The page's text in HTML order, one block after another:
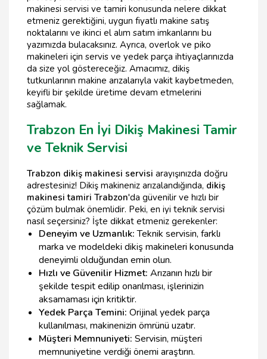
makinesi servisi ve tamiri konusunda nelere dikkat
etmeniz gerektiğini, uygun fiyatlı makine satış
noktalarını ve ikinci el alım satım imkanlarını bu
yazımızda bulacaksınız. Ayrıca, overlok ve piko
makineleri için servis ve yedek parça ihtiyaçlarınızda
da size yol göstereceğiz. Amacımız, dikiş
tutkunlarının makine arızalarıyla vakit kaybetmeden,
keyifli bir şekilde üretime devam etmelerini
sağlamak.
Trabzon En İyi Dikiş Makinesi Tamir
ve Teknik Servisi
Trabzon dikiş makinesi servisi arayışınızda doğru
adrestesiniz! Dikiş makineniz arızalandığında, dikiş
makinesi tamiri Trabzon'da güvenilir ve hızlı bir
çözüm bulmak önemlidir. Peki, en iyi teknik servisi
nasıl seçersiniz? İşte dikkat etmeniz gerekenler:
Deneyim ve Uzmanlık:Teknik servisin, farklı
marka ve modeldeki dikiş makineleri konusunda
deneyimli olduğundan emin olun.
Hızlı ve Güvenilir Hizmet: Arızanın hızlı bir
şekilde tespit edilip onarılması, işlerinizin
aksamaması için kritiktir.
Yedek Parça Temini: Orijinal yedek parça
kullanılması, makinenizin ömrünü uzatır.
Müşteri Memnuniyeti: Servisin, müşteri
memnuniyetine verdiği önemi araştırın.